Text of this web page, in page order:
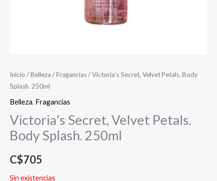
Inicio /Belleza /Fragancias/ Victoria’s Secret, Velvet Petals. Body
Splash. 250ml
Belleza, Fragancias
Victoria’s Secret, Velvet Petals.
Body Splash. 250ml
C$705
Sin existencias